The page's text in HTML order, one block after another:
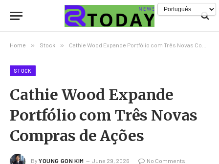
Home » Stock » Cathie Wood Expande Portfólio com Três Novas Compras de Ações
STOCK
Cathie Wood Expande
Portfólio com Três Novas
Compras de Ações
By YOUNG GON KIM June 29, 2026 No Comments